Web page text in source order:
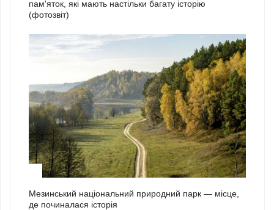
пам'яток, які мають настільки багату історію
(фотозвіт)
Мезинський національний природний парк — місце,
де починалася історія